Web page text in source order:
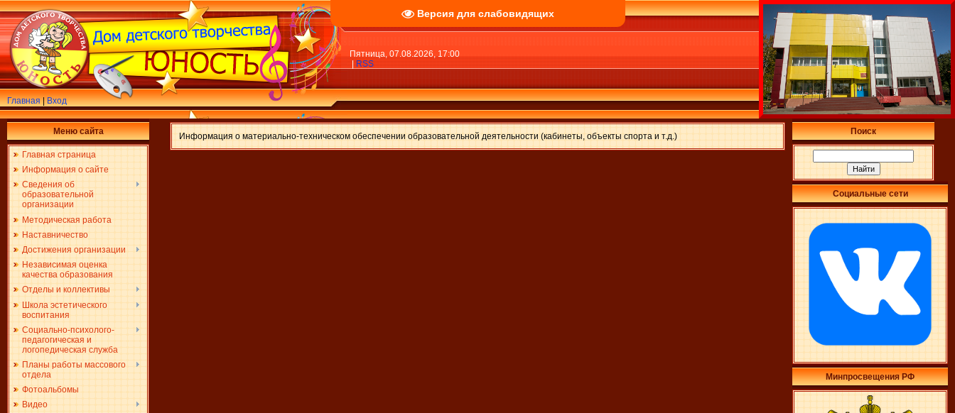
Версия для слабовидящих
Главная|Вход
Пятница, 07.08.2026, 17:00
|RSS
Меню сайта
Главная страница
Информация о сайте
Сведения об
образовательной
организации
Методическая работа
Наставничество
Достижения организации
Независимая оценка
качества образования
Отделы и коллективы
Школа эстетического
воспитания
Социально-психолого-
педагогическая и
логопедическая служба
Планы работы массового
отдела
Фотоальбомы
Видео
Информация о материально-техническом обеспечении образовательной деятельности (кабинеты, объекты спорта и т.д.) Поиск
Социальные сети
Минпросвещения РФ